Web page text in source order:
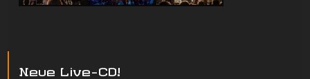
Neue Live-CD!